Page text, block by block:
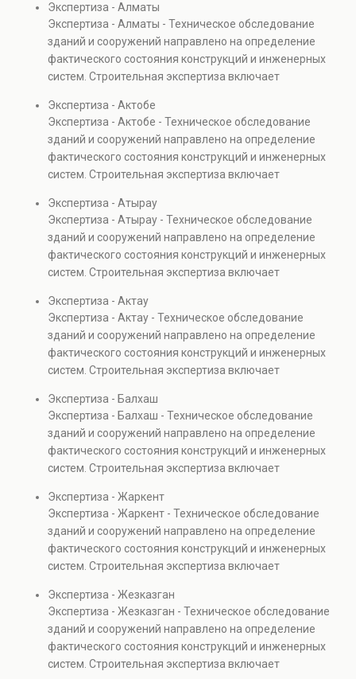
элементов и оценку эксплуатационной безопасности.
Услуга востребована при покупке недвижимости,
капитальном ремонте и реконструкции объектов, а
также при судебных разбирательствах и технических
проверках.
Экспертиза - Алматы
Экспертиза - Алматы - Техническое обследование
зданий и сооружений направлено на определение
фактического состояния конструкций и инженерных
систем. Строительная экспертиза включает
элементов и оценку эксплуатационной безопасности.
Услуга востребована при покупке недвижимости,
капитальном ремонте и реконструкции объектов, а
также при судебных разбирательствах и технических
проверках.
Экспертиза - Актобе
Экспертиза - Актобе - Техническое обследование
зданий и сооружений направлено на определение
фактического состояния конструкций и инженерных
систем. Строительная экспертиза включает
элементов и оценку эксплуатационной безопасности.
Услуга востребована при покупке недвижимости,
капитальном ремонте и реконструкции объектов, а
также при судебных разбирательствах и технических
проверках.
Экспертиза - Атырау
Экспертиза - Атырау - Техническое обследование
зданий и сооружений направлено на определение
фактического состояния конструкций и инженерных
систем. Строительная экспертиза включает
элементов и оценку эксплуатационной безопасности.
Услуга востребована при покупке недвижимости,
капитальном ремонте и реконструкции объектов, а
также при судебных разбирательствах и технических
проверках.
Экспертиза - Актау
Экспертиза - Актау - Техническое обследование
зданий и сооружений направлено на определение
фактического состояния конструкций и инженерных
систем. Строительная экспертиза включает
элементов и оценку эксплуатационной безопасности.
Услуга востребована при покупке недвижимости,
капитальном ремонте и реконструкции объектов, а
также при судебных разбирательствах и технических
проверках.
Экспертиза - Балхаш
Экспертиза - Балхаш - Техническое обследование
зданий и сооружений направлено на определение
фактического состояния конструкций и инженерных
систем. Строительная экспертиза включает
элементов и оценку эксплуатационной безопасности.
Услуга востребована при покупке недвижимости,
капитальном ремонте и реконструкции объектов, а
также при судебных разбирательствах и технических
проверках.
Экспертиза - Жаркент
Экспертиза - Жаркент - Техническое обследование
зданий и сооружений направлено на определение
фактического состояния конструкций и инженерных
систем. Строительная экспертиза включает
элементов и оценку эксплуатационной безопасности.
Услуга востребована при покупке недвижимости,
капитальном ремонте и реконструкции объектов, а
также при судебных разбирательствах и технических
проверках.
Экспертиза - Жезказган
Экспертиза - Жезказган - Техническое обследование
зданий и сооружений направлено на определение
фактического состояния конструкций и инженерных
систем. Строительная экспертиза включает